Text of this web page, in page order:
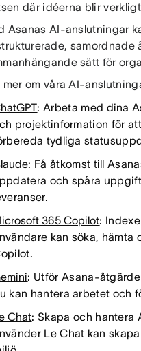
där idéerna blir
Asanas AI-anslutningar
samordnade
sätt för
mer om våra AI-
: Arbeta med dina
projektinformation för
tydliga
: Få åtkomst till
och spåra
365 Copilot:
kan söka, hämta
: Utför Asana-
kan hantera arbetet och
Chat: Skapa och hantera
Le Chat kan